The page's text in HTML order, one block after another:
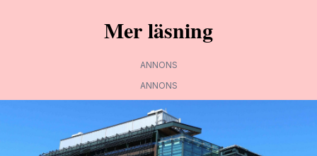
Mer läsning
ANNONS
ANNONS